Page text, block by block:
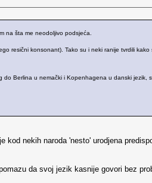
na šta me neodoljivo podsjeća.
resični konsonant). Tako su i neki ranije tvrdili
Berlina u nemački i Kopenhagena u danski jezik,
nekih naroda 'nesto' urodjena
da svoj jezik kasnije govori bez